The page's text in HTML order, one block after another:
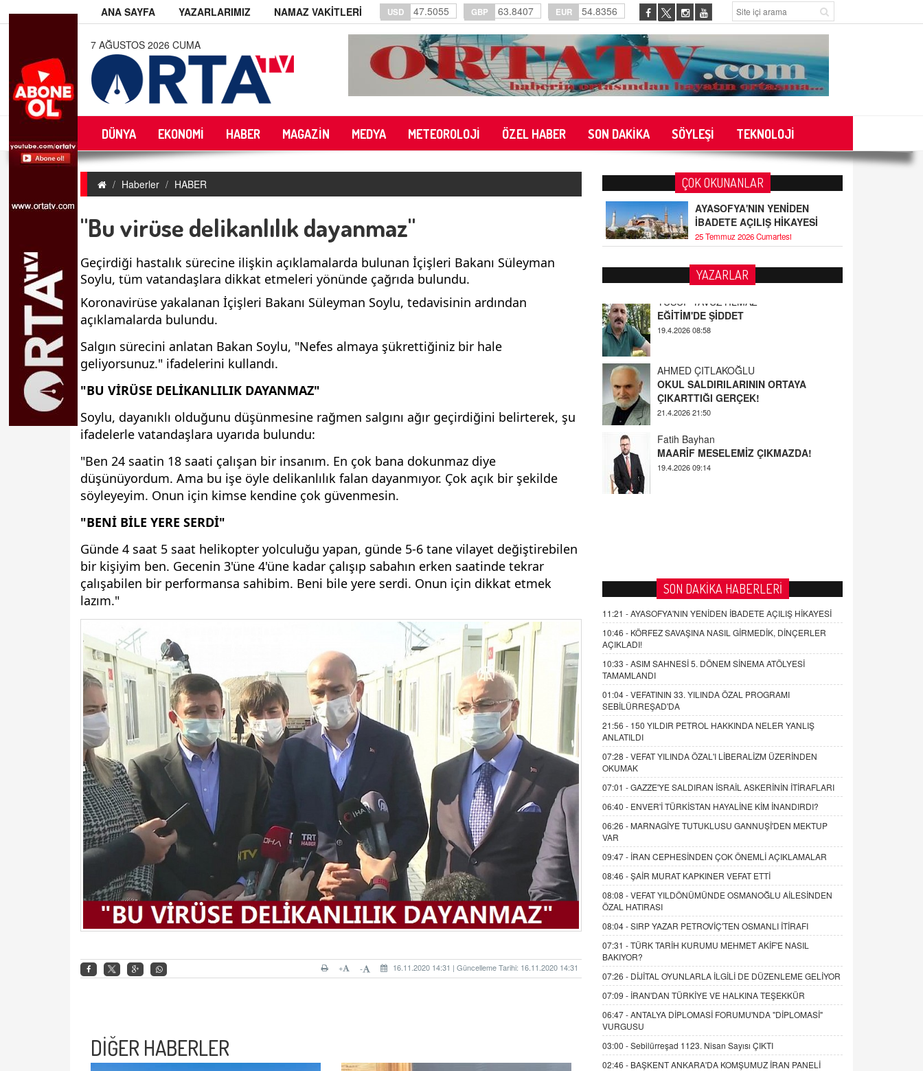
ANA SAYFA YAZARLARIMIZ NAMAZ VAKİTLERİ USD 47.5055 GBP 63.8407 EUR 54.8356
7 AĞUSTOS 2026 CUMA
DÜNYA EKONOMİ HABER MAGAZİN MEDYA METEOROLOJİ ÖZEL HABER SON DAKİKA SÖYLEŞİ TEKNOLOJİ
Haberler HABER
"Bu virüse delikanlılık dayanmaz"
Geçirdiği hastalık sürecine ilişkin açıklamalarda bulunan İçişleri Bakanı Süleyman
Soylu, tüm vatandaşlara dikkat etmeleri yönünde çağrıda bulundu.
Koronavirüse yakalanan İçişleri Bakanı Süleyman Soylu, tedavisinin ardından
açıklamalarda bulundu.
Salgın sürecini anlatan Bakan Soylu, "Nefes almaya şükrettiğiniz bir hale
geliyorsunuz." ifadelerini kullandı.
"BU VİRÜSE DELİKANLILIK DAYANMAZ"
Soylu, dayanıklı olduğunu düşünmesine rağmen salgını ağır geçirdiğini belirterek, şu
ifadelerle vatandaşlara uyarıda bulundu:
"Ben 24 saatin 18 saati çalışan bir insanım. En çok bana dokunmaz diye
düşünüyordum. Ama bu işe öyle delikanlılık falan dayanmıyor. Çok açık bir şekilde
söyleyeyim. Onun için kimse kendine çok güvenmesin.
"BENİ BİLE YERE SERDİ"
Günde 4 saat 5 saat helikopter yolculuğu yapan, günde 5-6 tane vilayet değiştirebilen
bir kişiyim ben. Gecenin 3'üne 4'üne kadar çalışıp sabahın erken saatinde tekrar
çalışabilen bir performansa sahibim. Beni bile yere serdi. Onun için dikkat etmek
lazım."
16.11.2020 14:31 | Güncelleme Tarihi: 16.11.2020 14:31
-
+
DİĞER HABERLER
ÇOK OKUNANLAR
AYASOFYA'NIN YENİDEN
İBADETE AÇILIŞ HİKAYESİ
25 Temmuz 2026 Cumartesi
YAZARLAR
AHMED ÇITLAKOĞLU
OKUL SALDIRILARININ ORTAYA
Fatih Bayhan
MAARİF MESELEMİZ ÇIKMAZDA!
19.4.2026 09:14
YUSUF YAVUZYILMAZ
EĞİTİM'DE ŞİDDET
SON DAKİKA HABERLERİ
11:21 -AYASOFYA'NIN YENİDEN İBADETE AÇILIŞ HİKAYESİ
10:46 - KÖRFEZ SAVAŞINA NASIL GİRMEDİK, DİNÇERLER
AÇIKLADI!
10:33 -ASIM SAHNESİ 5. DÖNEM SİNEMA ATÖLYESİ
TAMAMLANDI
01:04 -VEFATININ 33. YILINDA ÖZAL PROGRAMI
SEBİLÜRREŞAD'DA
21:56 - 150 YILDIR PETROL HAKKINDA NELER YANLIŞ
ANLATILDI
07:28 -VEFAT YILINDA ÖZAL'I LİBERALİZM ÜZERİNDEN
OKUMAK
07:01 -GAZZE'YE SALDIRAN İSRAİL ASKERİNİN İTİRAFLARI
06:40 - ENVER'İ TÜRKİSTAN HAYALİNE KİM İNANDIRDI?
06:26 - MARNAGİYE TUTUKLUSU GANNUŞİ'DEN MEKTUP
VAR
09:47 - İRAN CEPHESİNDEN ÇOK ÖNEMLİ AÇIKLAMALAR
08:46 -ŞAİR MURAT KAPKINER VEFAT ETTİ
08:08 -VEFAT YILDÖNÜMÜNDE OSMANOĞLU AİLESİNDEN
ÖZAL HATIRASI
08:04 -SIRP YAZAR PETROVİÇ'TEN OSMANLI İTİRAFI
07:31 -TÜRK TARİH KURUMU MEHMET AKİF'E NASIL
BAKIYOR?
07:26 - DİJİTAL OYUNLARLA İLGİLİ DE DÜZENLEME GELİYOR
07:09 - İRAN'DAN TÜRKİYE VE HALKINA TEŞEKKÜR
06:47 -ANTALYA DİPLOMASİ FORUMU'NDA "DİPLOMASİ"
VURGUSU
03:00 -Sebilürreşad 1123. Nisan Sayısı ÇIKTI
02:46 - BAŞKENT ANKARA'DA KOMŞUMUZ İRAN PANELİ